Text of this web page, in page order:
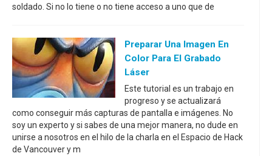
soldado. Si no lo tiene o no tiene acceso a uno que de
Preparar Una Imagen En
Color Para El Grabado
Láser
Este tutorial es un trabajo en
progreso y se actualizará
como conseguir más capturas de pantalla e imágenes. No
soy un experto y si sabes de una mejor manera, no dude en
unirse a nosotros en el hilo de la charla en el Espacio de Hack
de Vancouver y m